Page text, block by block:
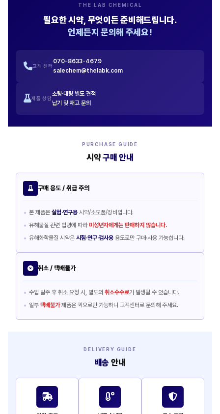
THE LAB CHEMICAL
필요한 시약, 무엇이든 준비해드립니다.
언제든지 문의해 주세요!
고객 센터
070-8633-4679
salechem@thelabk.com
제품 상담
소량·대량 별도 견적
납기 및 재고 문의
PURCHASE GUIDE
시약구매 안내
구매 용도 / 취급 주의
본 제품은 실험·연구용 시약/소모품/장비입니다.
유해물질 관련 법령에 따라 미성년자에게는 판매하지 않습니다.
유해화학물질 시약은 시험·연구·검사용 용도로만 구매·사용 가능합니다.
취소 / 택배불가
수입 발주 후 취소 요청 시, 별도의 취소수수료가 발생될 수 있습니다.
일부 택배불가제품은 퀵으로만 가능하니 고객센터로 문의해 주세요.
DELIVERY GUIDE
배송 안내